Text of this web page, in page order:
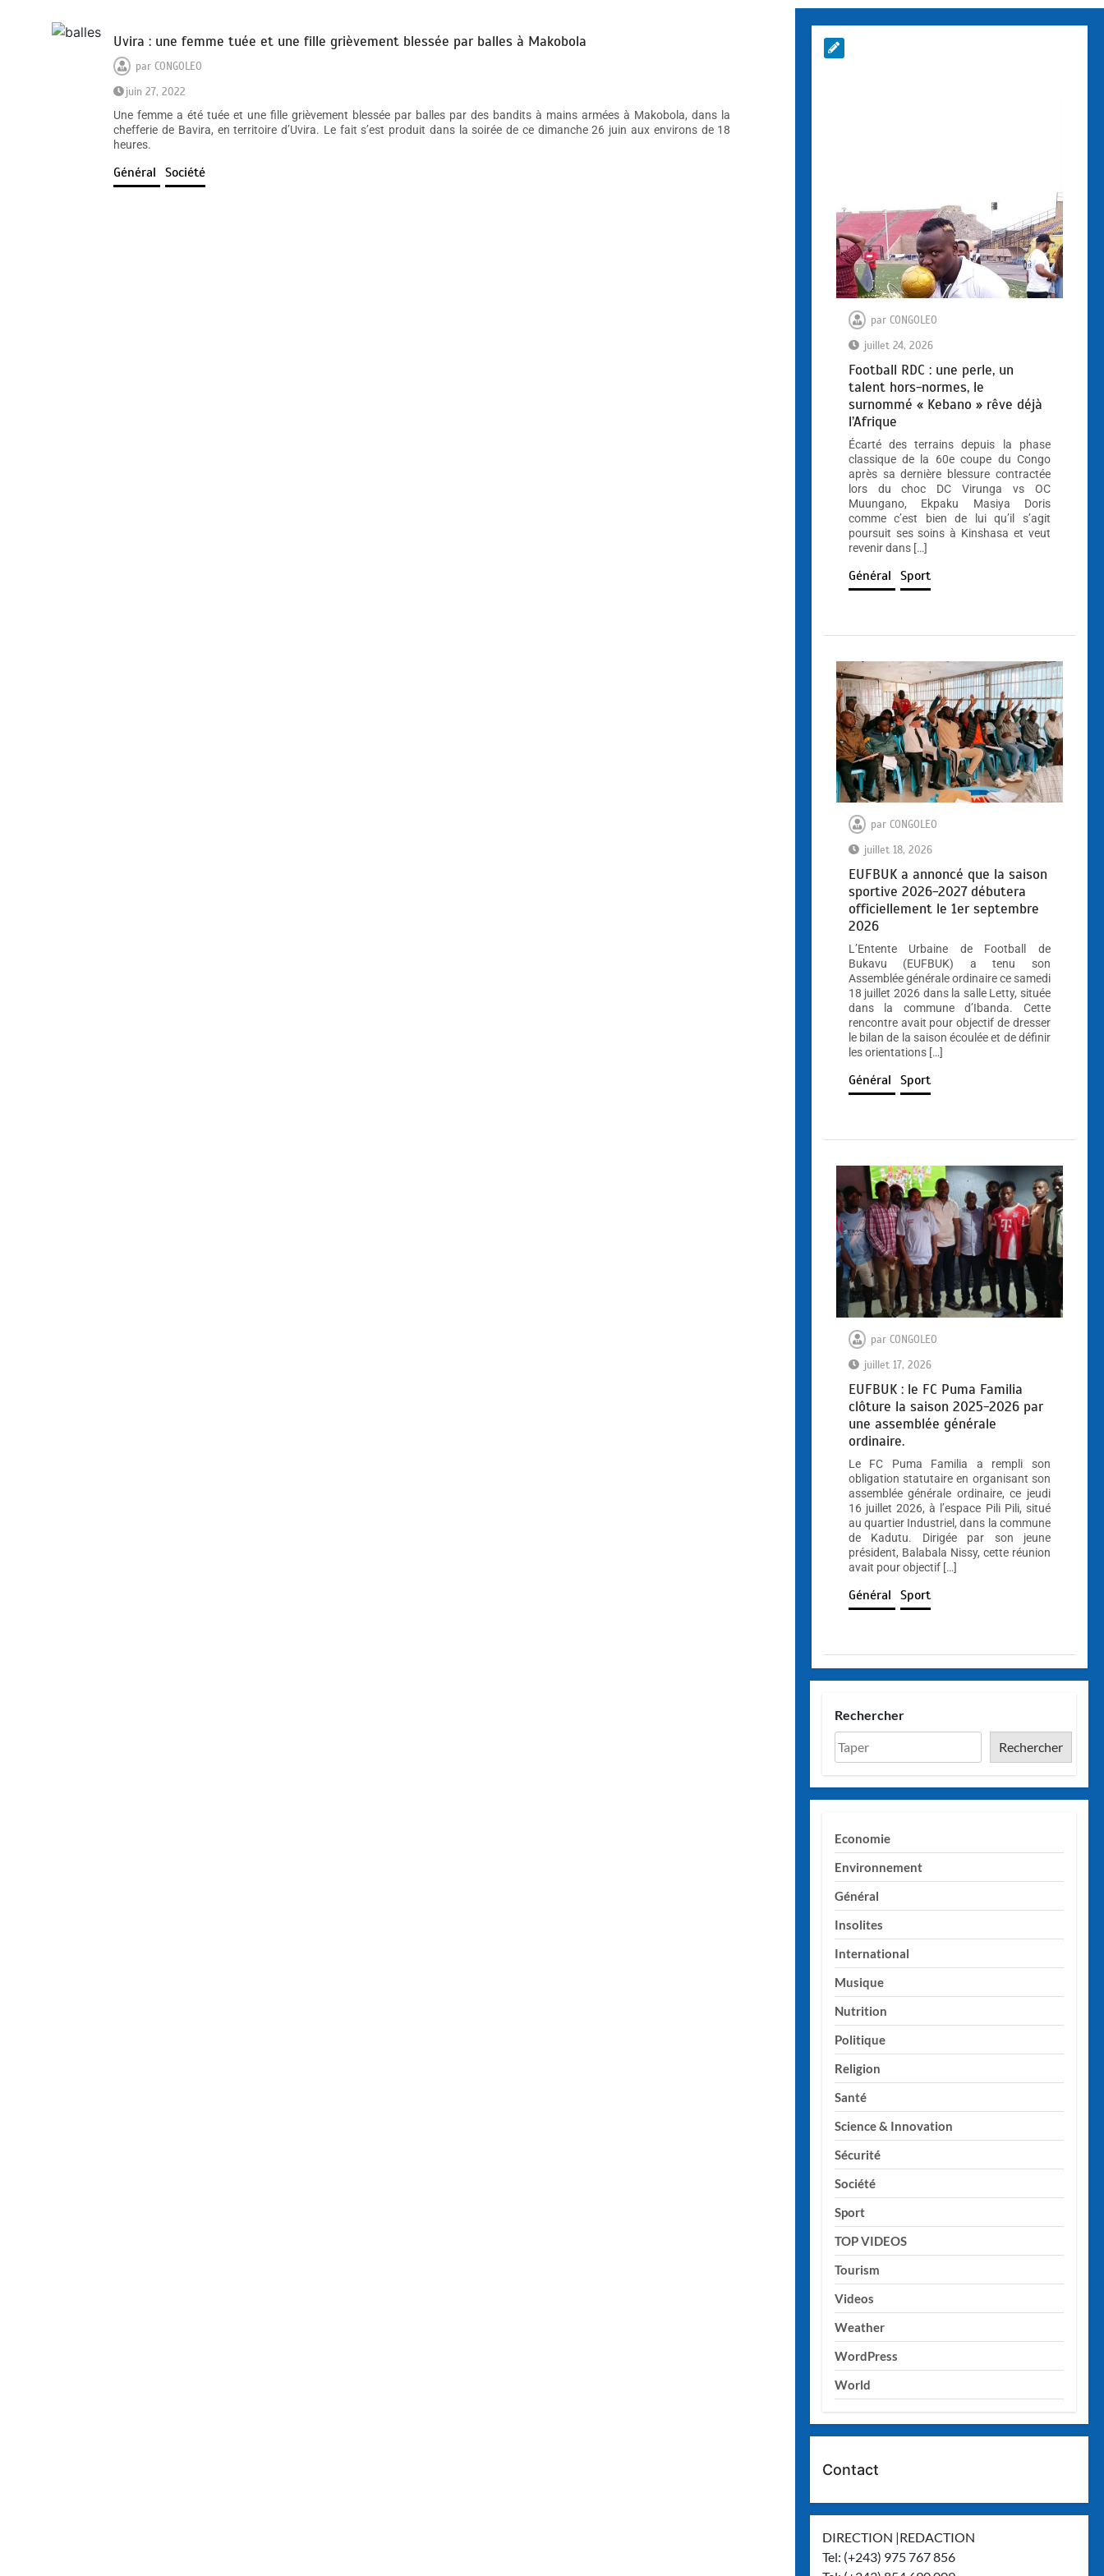
Uvira : une femme tuée et une fille grièvement blessée par balles à Makobola
parCONGOLEO
juin 27, 2022
Une femme a été tuée et une fille grièvement blessée par balles par des bandits à mains armées à Makobola, dans la
chefferie de Bavira, en territoire d’Uvira. Le fait s’est produit dans la soirée de ce dimanche 26 juin aux environs de 18
heures.
Général Société
par CONGOLEO
juillet 24, 2026
Football RDC : une perle, un
talent hors-normes, le
surnommé « Kebano » rêve déjà
l’Afrique
Écarté des terrains depuis la phase
classique de la 60e coupe du Congo
après sa dernière blessure contractée
lors du choc DC Virunga vs OC
Muungano, Ekpaku Masiya Doris
comme c’est bien de lui qu’il s’agit
poursuit ses soins à Kinshasa et veut
revenir dans […]
Général Sport
par CONGOLEO
juillet 18, 2026
EUFBUK a annoncé que la saison
sportive 2026-2027 débutera
officiellement le 1er septembre
2026
L’Entente Urbaine de Football de
Bukavu (EUFBUK) a tenu son
Assemblée générale ordinaire ce samedi
18 juillet 2026 dans la salle Letty, située
dans la commune d’Ibanda. Cette
rencontre avait pour objectif de dresser
le bilan de la saison écoulée et de définir
les orientations […]
Général Sport
par CONGOLEO
juillet 17, 2026
EUFBUK : le FC Puma Familia
clôture la saison 2025-2026 par
une assemblée générale
ordinaire.
Le FC Puma Familia a rempli son
obligation statutaire en organisant son
assemblée générale ordinaire, ce jeudi
16 juillet 2026, à l’espace Pili Pili, situé
au quartier Industriel, dans la commune
de Kadutu. Dirigée par son jeune
président, Balabala Nissy, cette réunion
avait pour objectif […]
Général Sport
Rechercher
Rechercher
Economie
Environnement
Général
Insolites
International
Musique
Nutrition
Politique
Religion
Santé
Science & Innovation
Sécurité
Société
Sport
TOP VIDEOS
Tourism
Videos
Weather
WordPress
World
Contact
DIRECTION |REDACTION
Tel: (+243) 975 767 856